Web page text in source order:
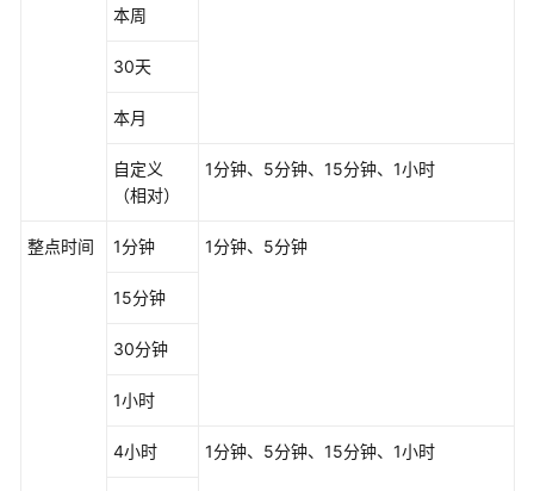
本周
30天
本月
自定义
（相对）
1分钟、5分钟、15分钟、1小时
整点时间 1分钟 1分钟、5分钟
15分钟
30分钟
1小时
4小时 1分钟、5分钟、15分钟、1小时